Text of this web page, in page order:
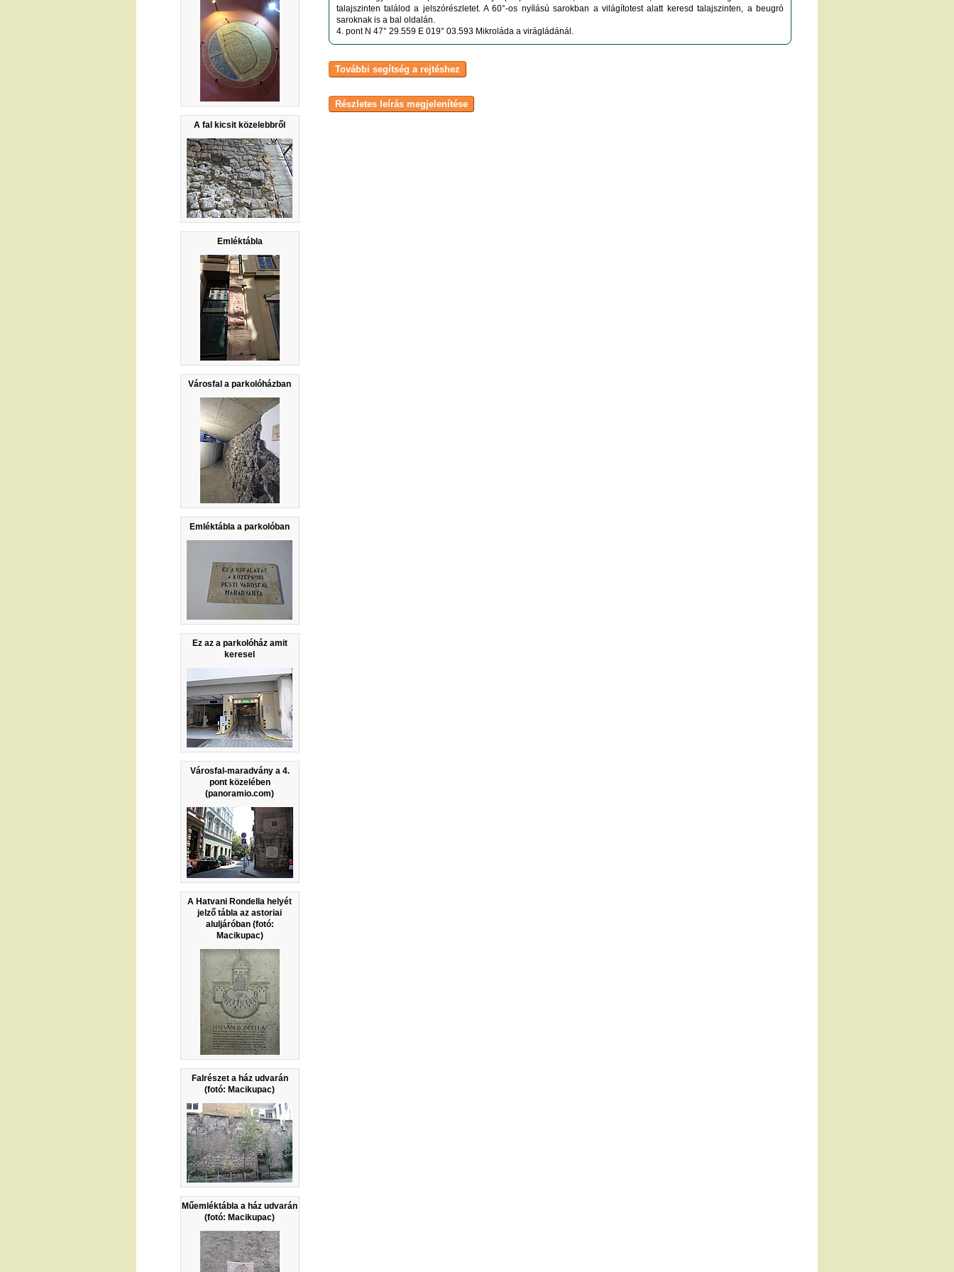
A fal kicsit közelebbről
Emléktábla
Városfal a parkolóházban
Emléktábla a parkolóban
Ez az a parkolóház amit
keresel
Városfal-maradvány a 4.
pont közelében
(panoramio.com)
A Hatvani Rondella helyét
jelző tábla az astoriai
aluljáróban (fotó:
Macikupac)
Falrészet a ház udvarán
(fotó: Macikupac)
Műemléktábla a ház udvarán
(fotó: Macikupac)
talajszinten találod a jelszórészletet. A 60°-os nyílású sarokban a világítotest alatt keresd talajszinten, a beugró
saroknak is a bal oldalán.
4. pont N 47° 29.559 E 019° 03.593 Mikroláda a virágládánál.